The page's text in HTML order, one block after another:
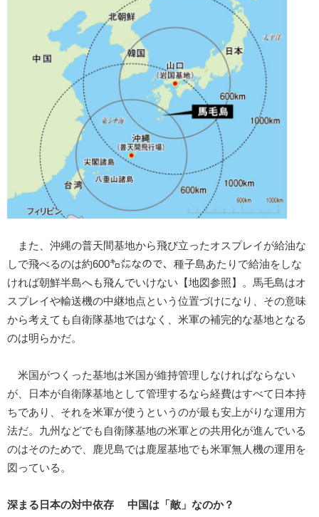
また、沖縄の普天間基地から飛び立ったオスプレイが給油な
しで飛べるのは約600㌔㍍なので、種子島あたりで給油をしな
ければ朝鮮半島へも飛んでいけない【地図参照】。馬毛島はオ
スプレイや輸送機の中継地点という位置づけになり、その意味
から考えても自衛隊基地ではなく、米軍の補完的な基地となる
のは明らかだ。
米国がつくった基地は米国が維持管理しなければならない
が、日本が自衛隊基地として管理するなら経費はすべて日本持
ちであり、それを米軍が使うというのが最も安上がりな運用方
法だ。九州などでも自衛隊基地の米軍との共用化が進んでいる
のはそのためで、鹿児島では鹿屋基地でも米軍無人機の運用を
図っている。
深まる日本の対中依存 中国は「敵」なのか？